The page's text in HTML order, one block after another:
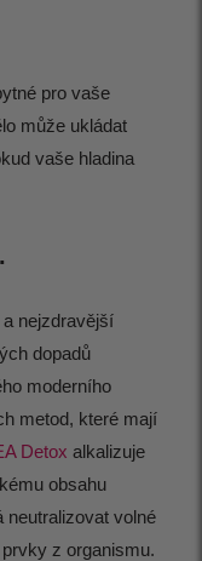
pro vaše
může ukládat
vaše hladina
nejzdravější
dopadů
moderního
metod, které mají
Detox alkalizuje
obsahu
neutralizovat volné
z organismu.